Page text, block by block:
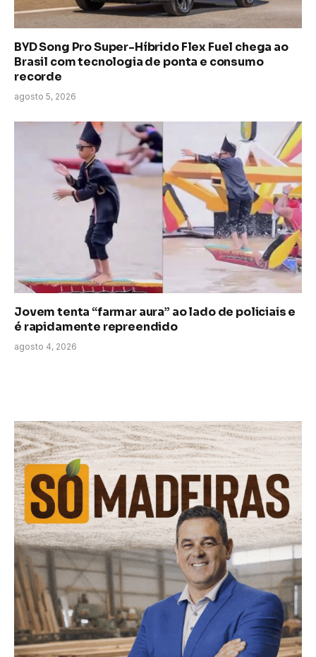
BYD Song Pro Super-Híbrido Flex Fuel chega ao
Brasil com tecnologia de ponta e consumo
recorde
agosto 5, 2026
Jovem tenta “farmar aura” ao lado de policiais e
é rapidamente repreendido
agosto 4, 2026